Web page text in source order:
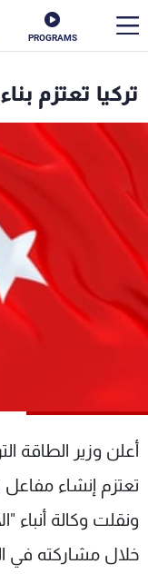
PROGRAMS
تركيا تعتزم
أعلن وزير الطاقة
تعتزم إنشاء
ونقلت وكالة أنباء
سياسة
إقتصاد
منوعات
كأس العالم
الترددات
الإنـتـاج
لاعلاناتكم